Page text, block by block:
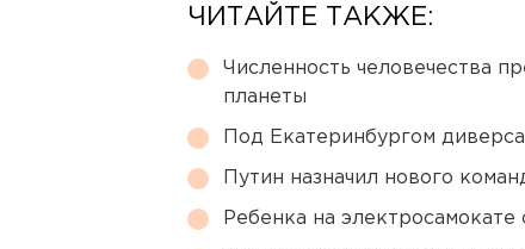
ЧИТАЙТЕ ТАКЖЕ:
Численность человечества
планеты
Под Екатеринбургом
Путин назначил нового
Ребенка на